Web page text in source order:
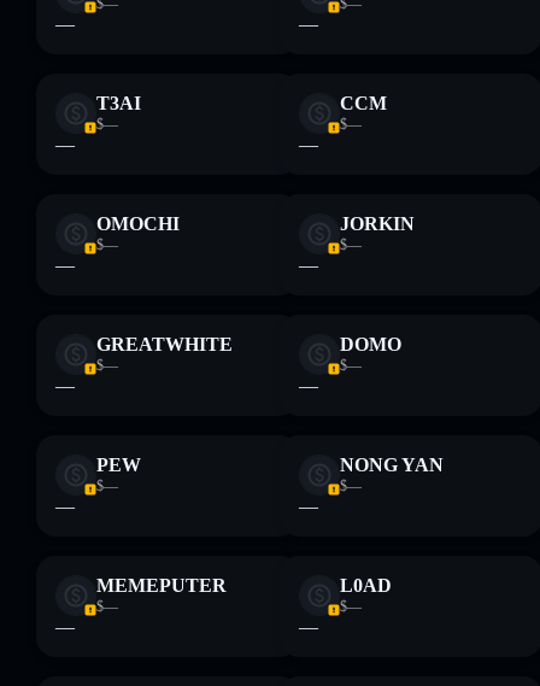
proporcionados por rugcheck.xyz.
$—
—
$—
—
T3AI
$—
—
CCM
$—
—
OMOCHI
$—
—
JORKIN
$—
—
GREATWHITE
$—
—
DOMO
$—
—
PEW
$—
—
NONG YAN
$—
—
MEMEPUTER
$—
—
L0AD
$—
—